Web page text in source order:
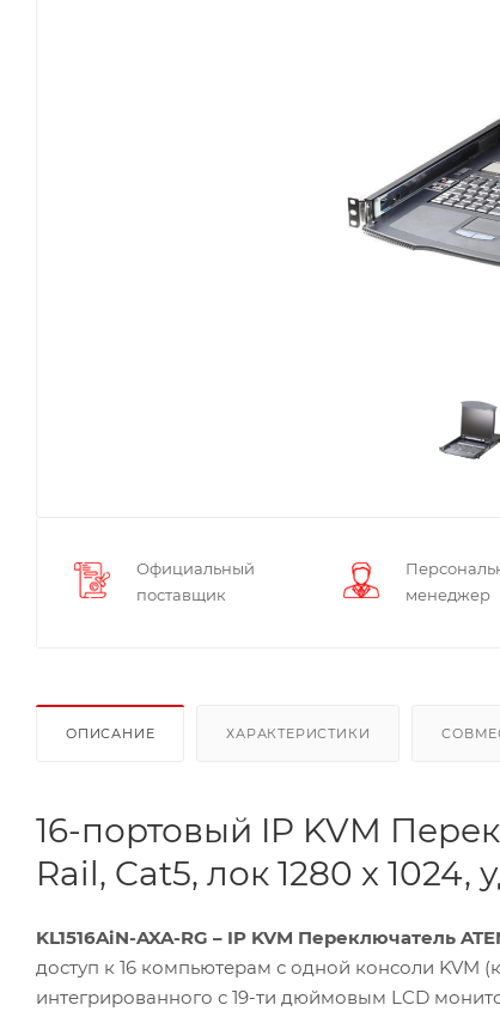
Официальный
поставщик
менеджер
ОПИСАНИЕ ХАРАКТЕРИСТИКИ
16-портовый IP KVM
Rail, Cat5, лок 1280 x 1024,
KL1516AiN-AXA-RG – IP KVM Переключатель
доступ к 16 компьютерам с одной консоли KVM
интегрированного с 19-ти дюймовым LCD